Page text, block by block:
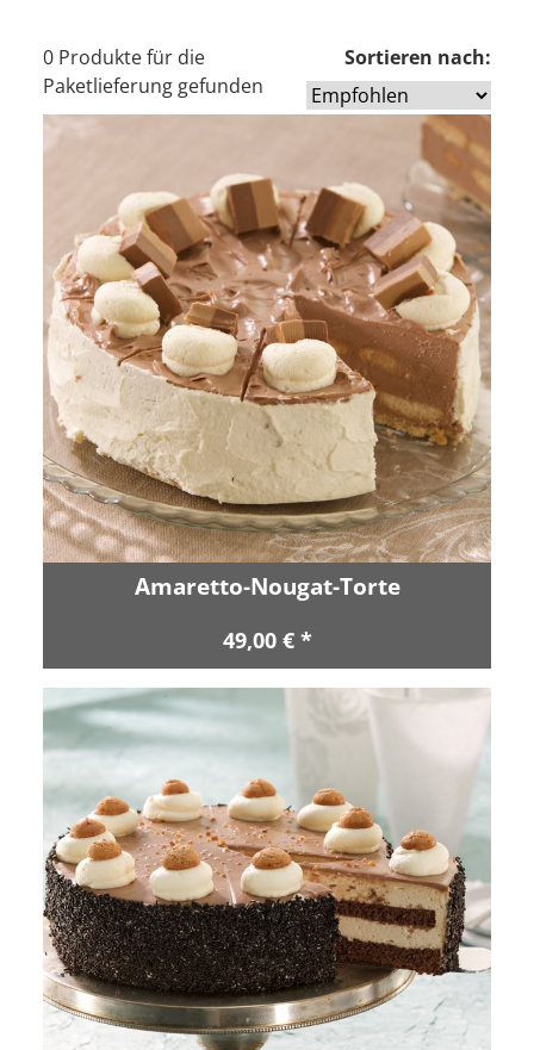
0 Produkte für die
Paketlieferung gefunden
Sortieren nach:
Amaretto-Nougat-Torte
49,00 € *